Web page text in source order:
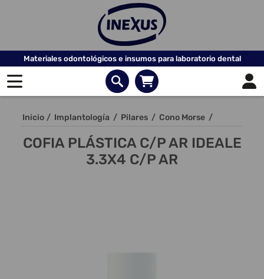
Materiales odontológicos e insumos para laboratorio dental
Inicio / Implantología / Pilares / Cono Morse /
COFIA PLÁSTICA C/P AR IDEALE
3.3X4 C/P AR